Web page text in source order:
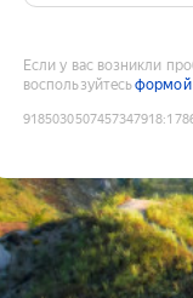
Если у вас возникли
воспользуйтесьформой
9185030507457347918: